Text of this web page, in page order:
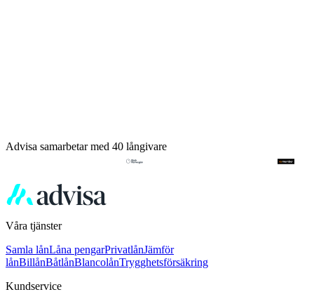
Advisa samarbetar med 40 långivare
Våra tjänster
Samla lånLåna pengarPrivatlånJämför
lånBillånBåtlånBlancolånTrygghetsförsäkring
Kundservice